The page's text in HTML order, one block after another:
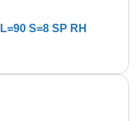
S=8 SP RH